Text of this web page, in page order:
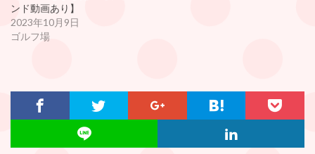
ンド動画あり】
2023年10月9日
ゴルフ場